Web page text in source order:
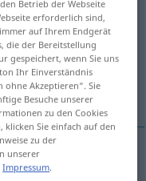
antippen)
FOTO
Betrieb der Webseite
erforderlich sind,
auf Ihrem Endgerät
die der Bereitstellung
gespeichert, wenn Sie uns
Ihr Einverständnis
ohne Akzeptieren“. Sie
Besuche unserer
zu den Cookies
Sie einfach auf den
zu der
unserer
Impressum.